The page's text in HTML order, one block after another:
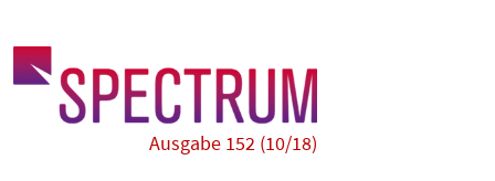
Ausgabe 152 (10/18)